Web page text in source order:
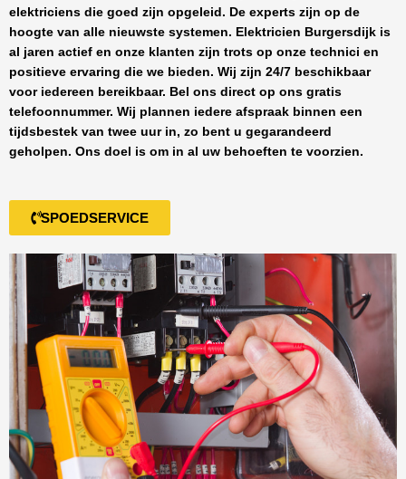
elektriciens die goed zijn opgeleid. De experts zijn op de
hoogte van alle nieuwste systemen. Elektricien Burgersdijk is
al jaren actief en onze klanten zijn trots op onze technici en
positieve ervaring die we bieden. Wij zijn 24/7 beschikbaar
voor iedereen bereikbaar. Bel ons direct op ons gratis
telefoonnummer. Wij plannen iedere afspraak binnen een
tijdsbestek van twee uur in, zo bent u gegarandeerd
geholpen. Ons doel is om in al uw behoeften te voorzien.
SPOEDSERVICE